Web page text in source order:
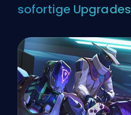
sofortige Upgrades